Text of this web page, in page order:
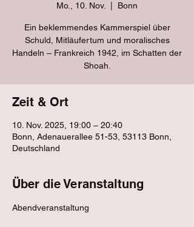
Mo., 10. Nov. Bonn
Ein beklemmendes Kammerspiel über
Schuld, Mitläufertum und moralisches
Handeln – Frankreich 1942, im Schatten der
Shoah.
Zeit & Ort
10. Nov. 2025, 19:00 – 20:40
Bonn, Adenauerallee 51-53, 53113 Bonn,
Deutschland
Über die Veranstaltung
Abendveranstaltung